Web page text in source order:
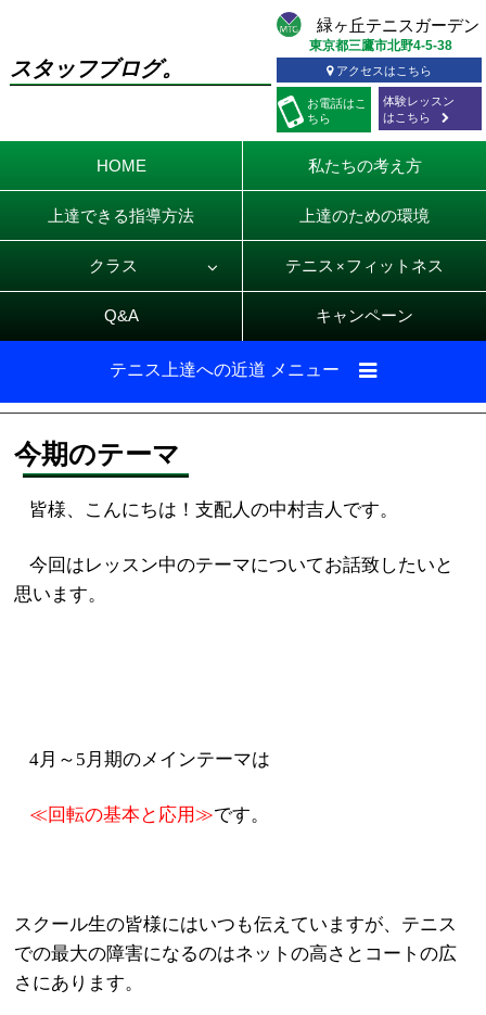
スタッフブログ。
お電話はこ
ちら
東京都三鷹市北野4-5-38
アクセスはこちら
体験レッスン
はこちら
HOME 私たちの考え方
上達できる指導方法 上達のための環境
クラス テニス × フィットネス
Q&A キャンペーン
テニス上達への近道 メニュー
今期のテーマ
皆様、こんにちは！支配人の中村吉人です。
今回はレッスン中のテーマについてお話致したいと
思います。
4月～ 5 月期のメインテーマは
≪回転の基本と応用≫です。
スクール生の皆様にはいつも伝えていますが、テニス
での最大の障害になるのはネットの高さとコートの広
さにあります。